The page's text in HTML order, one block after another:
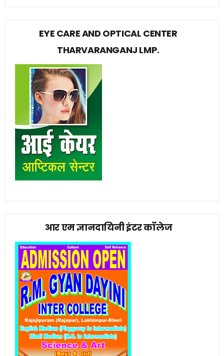
EYE CARE AND OPTICAL CENTER
THARVARANGANJ LMP.
आर एम ज्ञानदायिनी इंटर कॉलेज